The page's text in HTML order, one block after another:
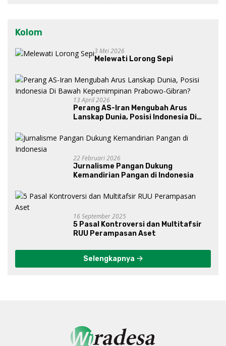
Kolom
3 Mei 2026
Melewati Lorong Sepi
13 April 2026
Perang AS-Iran Mengubah Arus
Lanskap Dunia, Posisi Indonesia Di
Gibran?
22 Februari 2026
Jurnalisme Pangan Dukung
Kemandirian Pangan di Indonesia
16 September 2025
5 Pasal Kontroversi dan Multitafsir
RUU Perampasan Aset
Selengkapnya